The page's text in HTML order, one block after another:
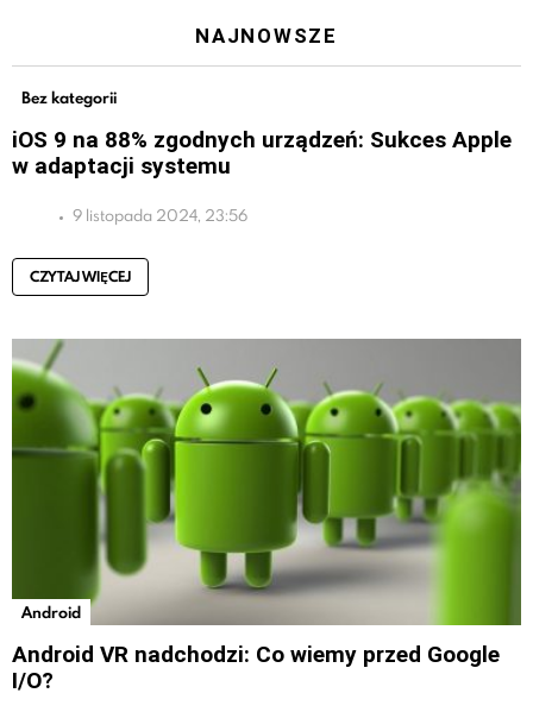
NAJNOWSZE
Bez kategorii
iOS 9 na 88% zgodnych urządzeń: Sukces Apple
w adaptacji systemu
9 listopada 2024, 23:56
CZYTAJ WIĘCEJ
Android
Android VR nadchodzi: Co wiemy przed Google
I/O?